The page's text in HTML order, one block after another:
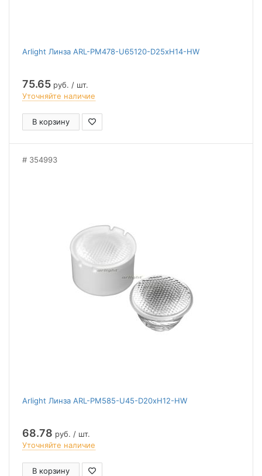
Arlight Линза ARL-PM478-U65120-D25xH14-HW
75.65 руб. / шт.
Уточняйте наличие
В корзину
354993
Arlight Линза ARL-PM585-U45-D20xH12-HW
68.78 руб. / шт.
Уточняйте наличие
В корзину